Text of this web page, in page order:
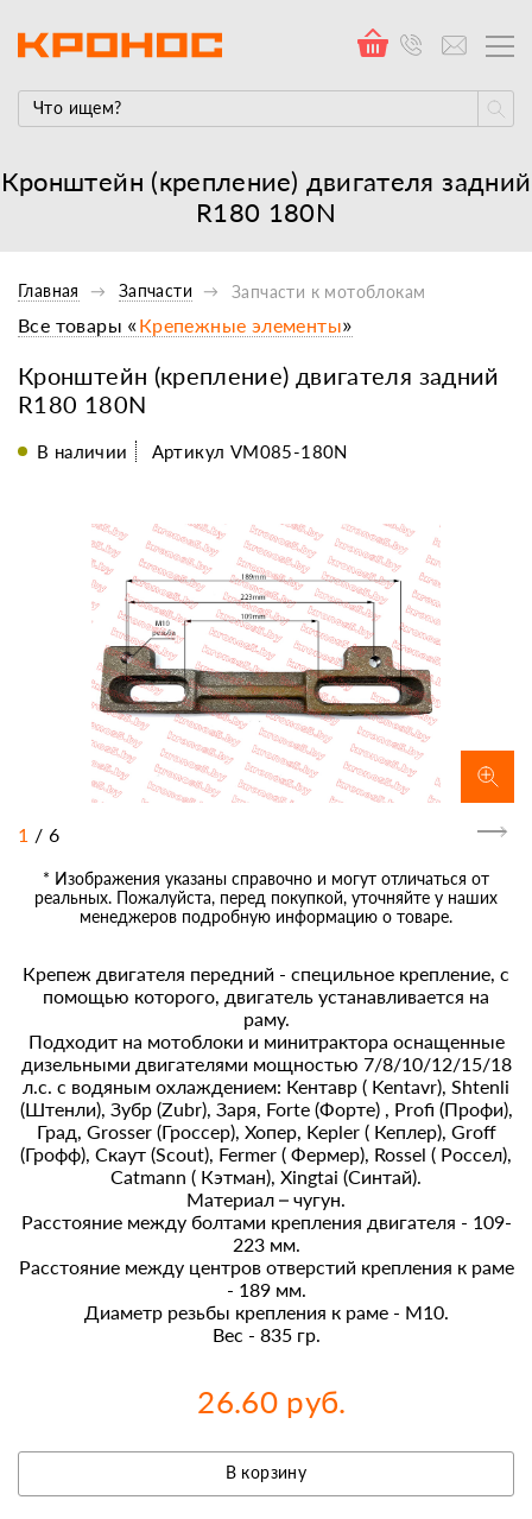
Кронштейн (крепление) двигателя задний
R180 180N
Главная Запчасти Запчасти к мотоблокам
Кронштейн (крепление) двигателя задний
R180 180N
Все товары «Крепежные элементы»
В наличии Артикул VM085-180N
1 / 6
* Изображения указаны справочно и могут отличаться от
реальных. Пожалуйста, перед покупкой, уточняйте у наших
менеджеров подробную информацию о товаре.
Крепеж двигателя передний - специльное крепление, с
помощью которого, двигатель устанавливается на
раму.
Подходит на мотоблоки и минитрактора оснащенные
дизельными двигателями мощностью 7/8/10/12/15/18
л.с. с водяным охлаждением: Кентавр ( Kentavr), Shtenli
(Штенли), Зубр (Zubr), Заря, Forte (Форте) , Profi (Профи),
Град, Grosser (Гроссер), Хопер, Kepler ( Кеплер), Groff
(Грофф), Скаут (Scout), Fermer ( Фермер), Rossel ( Россел),
Catmann ( Кэтман), Xingtai (Синтай).
Материал – чугун.
Расстояние между болтами крепления двигателя - 109-
223 мм.
Расстояние между центров отверстий крепления к раме
- 189 мм.
Диаметр резьбы крепления к раме - М10.
Вес - 835 гр.
26.60 руб.
В корзину